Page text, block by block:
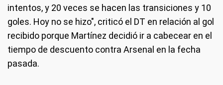
intentos, y 20 veces se hacen las transiciones y 10
goles. Hoy no se hizo", criticó el DT en relación al gol
recibido porque Martínez decidió ir a cabecear en el
tiempo de descuento contra Arsenal en la fecha
pasada.